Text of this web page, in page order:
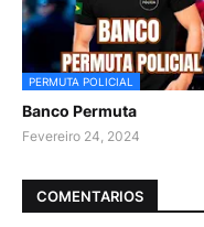
PERMUTA POLICIAL
Banco Permuta
Fevereiro 24, 2024
COMENTARIOS